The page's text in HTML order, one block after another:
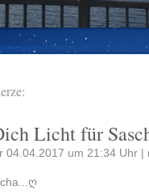
Licht für
04.04.2017 um 21:34 Uhr |